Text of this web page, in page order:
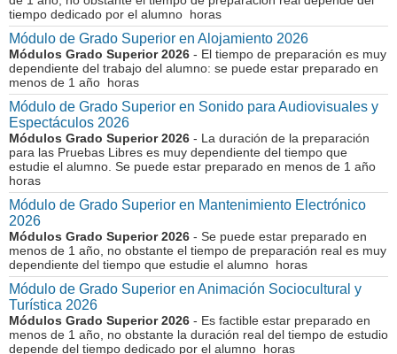
tiempo dedicado por el alumno horas
Módulo de Grado Superior en Alojamiento 2026
Módulos Grado Superior 2026 - El tiempo de preparación es muy
dependiente del trabajo del alumno: se puede estar preparado en
menos de 1 año horas
Módulo de Grado Superior en Sonido para Audiovisuales y
Espectáculos 2026
Módulos Grado Superior 2026 - La duración de la preparación
para las Pruebas Libres es muy dependiente del tiempo que
estudie el alumno. Se puede estar preparado en menos de 1 año
horas
Módulo de Grado Superior en Mantenimiento Electrónico
2026
Módulos Grado Superior 2026 - Se puede estar preparado en
menos de 1 año, no obstante el tiempo de preparación real es muy
dependiente del tiempo que estudie el alumno horas
Módulo de Grado Superior en Animación Sociocultural y
Turística 2026
Módulos Grado Superior 2026 - Es factible estar preparado en
menos de 1 año, no obstante la duración real del tiempo de estudio
depende del tiempo dedicado por el alumno horas